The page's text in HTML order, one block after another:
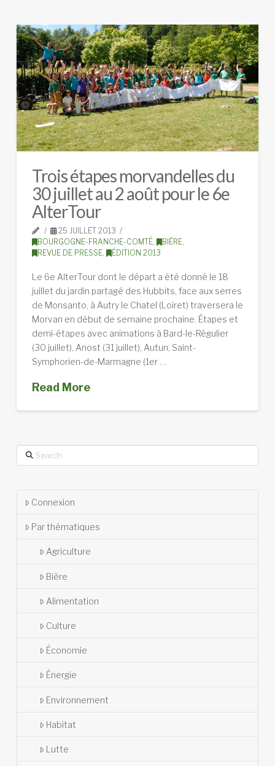
Trois étapes morvandelles du
30 juillet au 2 août pour le 6e
AlterTour
25 JUILLET 2013
BOURGOGNE-FRANCHE-COMTÉ, BIÈRE,
REVUE DE PRESSE, ÉDITION 2013
Le 6e AlterTour dont le départ a été donné le 18
juillet du jardin partagé des Hubbits, face aux serres
de Monsanto, à Autry le Chatel (Loiret) traversera le
Morvan en début de semaine prochaine. Étapes et
demi-étapes avec animations à Bard-le-Régulier
(30 juillet), Anost (31 juillet), Autun, Saint-
Symphorien-de-Marmagne (1er …
Read More
Search
Connexion
Par thématiques
Agriculture
Bière
Alimentation
Culture
Économie
Énergie
Environnement
Habitat
Lutte